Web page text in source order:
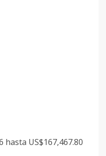
hasta US$167,467.80